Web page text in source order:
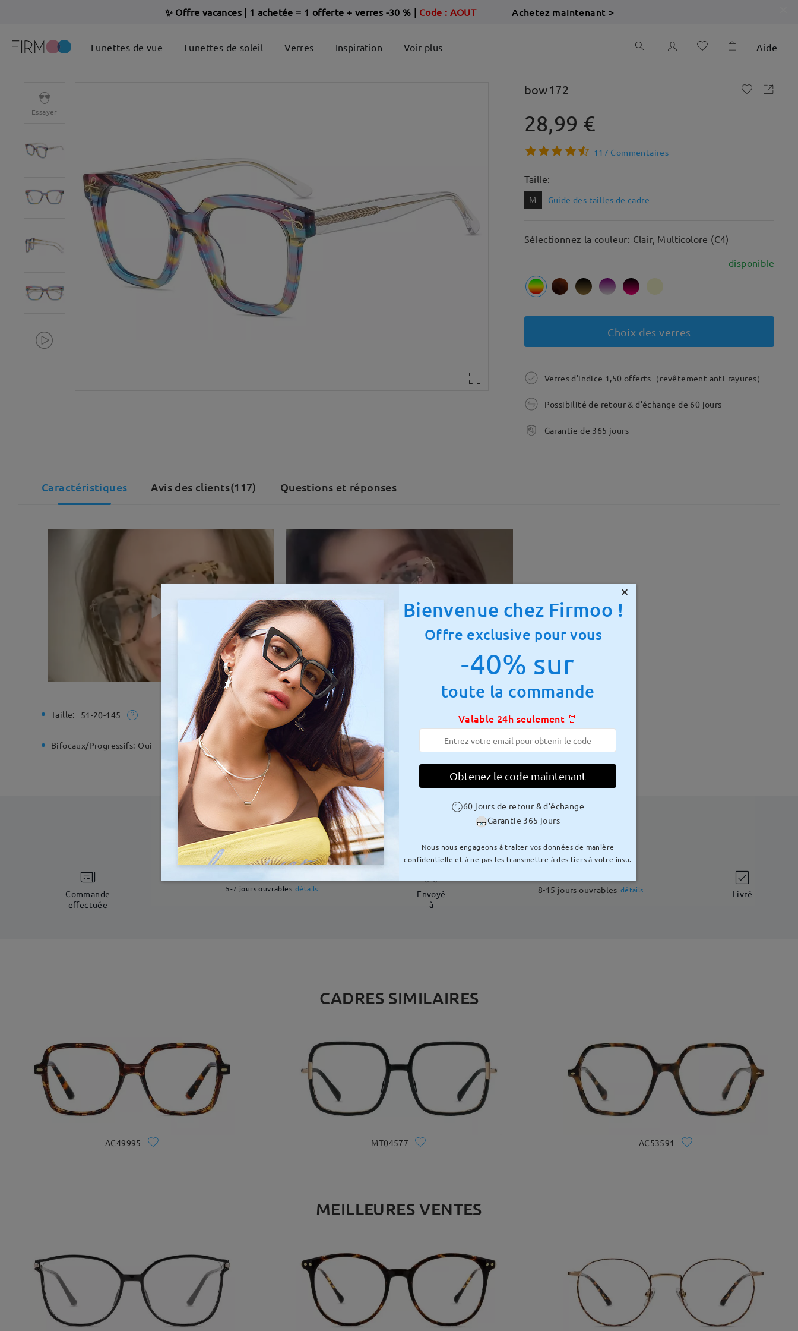
✨ Offre vacances| 1 achetée = 1 offerte + verres -30 % | Code : AOUT Achetez maintenant >
Lunettes de vue Lunettes de soleil Verres Inspiration Voir plus Aide
Essayer
bow172
28,99 €
117 Commentaires
Taille:
M Guide des tailles de cadre
Sélectionnez la couleur: Clair, Multicolore (C4)
disponible
Choix des verres
Verres d'indice 1,50 offerts（revêtement anti-rayures）
Possibilité de retour & d’échange de 60 jours
Garantie de 365 jours
Caractéristiques Avis des clients(117) Questions et réponses
Taille: 51-20-145 Largeur totale: 132 mm (Moyen Taille diagonale des verres : 53 mm
Bifocaux/Progressifs: Oui Charnière à ressort: Non Matériau: Acétate
LIVRAISON
Commande
effectuée
5-7 jours ouvrables détails
Envoyé
à
8-15 jours ouvrables détails Livré
CADRES SIMILAIRES
AC49995 MT04577 AC53591
MEILLEURES VENTES
×
Bienvenue chez Firmoo !
Offre exclusive pour vous
-40% sur
toute la commande
Valable 24h seulement ⏰
Obtenez le code maintenant
60 jours de retour & d'échange
Garantie 365 jours
Nous nous engageons à traiter vos données de manière
confidentielle et à ne pas les transmettre à des tiers à votre insu.